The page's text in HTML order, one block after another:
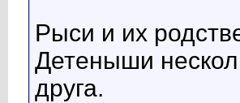
Рыси и их
Детеныши
друга.